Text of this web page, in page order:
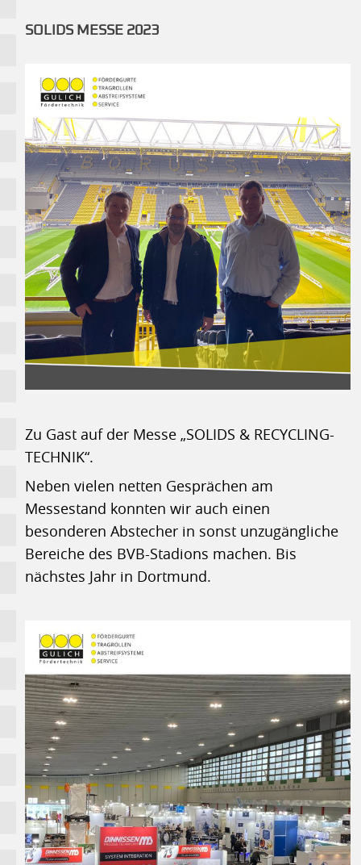
KONTAKT
SOLIDS MESSE 2023
Zu Gast auf der Messe „SOLIDS & RECYCLING-
TECHNIK“.
Neben vielen netten Gesprächen am
Messestand konnten wir auch einen
besonderen Abstecher in sonst unzugängliche
Bereiche des BVB-Stadions machen. Bis
nächstes Jahr in Dortmund.